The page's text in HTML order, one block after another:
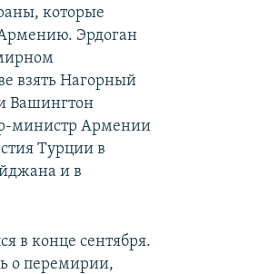
которые
Армению. Эрдоган
взять Нагорный
Вашингтон
министр Армении
Турции в
и в
в конце сентября.
о перемирии,